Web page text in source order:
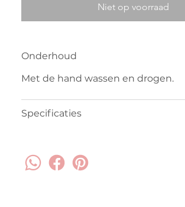
Niet op voorraad
Onderhoud
Met de hand wassen en drogen.
Specificaties